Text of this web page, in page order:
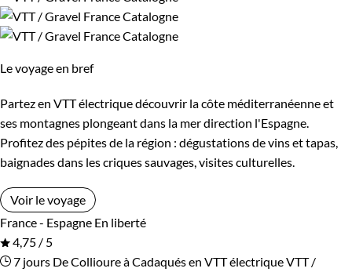
Le voyage en bref
Partez en VTT électrique découvrir la côte méditerranéenne et
ses montagnes plongeant dans la mer direction l'Espagne.
Profitez des pépites de la région : dégustations de vins et tapas,
baignades dans les criques sauvages, visites culturelles.
Voir le voyage
France - Espagne En liberté
4,75 / 5
7 jours De Collioure à Cadaqués en VTT électriqueVTT /